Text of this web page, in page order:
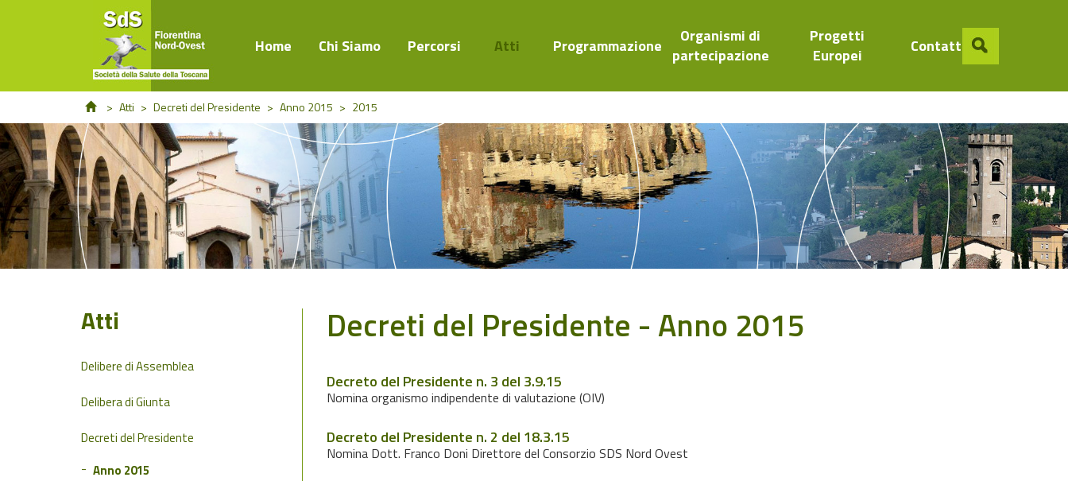
Home Chi Siamo Percorsi Atti Programmazione
Organismi di
partecipazione
Progetti
Europei
Contatti
> Atti > Decreti del Presidente > Anno 2015 > 2015
Atti
Delibere di Assemblea
Delibera di Giunta
Decreti del Presidente
Anno 2015
Decreti del Presidente - Anno 2015
Decreto del Presidente n. 3 del 3.9.15
Nomina organismo indipendente di valutazione (OIV)
Decreto del Presidente n. 2 del 18.3.15
Nomina Dott. Franco Doni Direttore del Consorzio SDS Nord Ovest